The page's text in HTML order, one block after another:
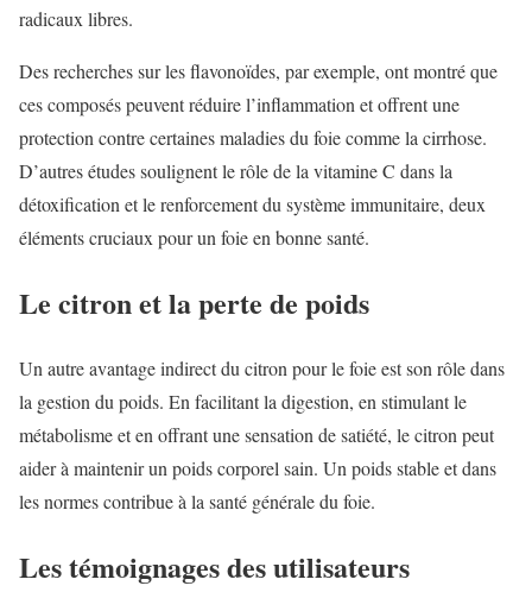
radicaux libres.
Des recherches sur les flavonoïdes, par exemple, ont montré que
ces composés peuvent réduire l’inflammation et offrent une
protection contre certaines maladies du foie comme la cirrhose.
D’autres études soulignent le rôle de la vitamine C dans la
détoxification et le renforcement du système immunitaire, deux
éléments cruciaux pour un foie en bonne santé.
Le citron et la perte de poids
Un autre avantage indirect du citron pour le foie est son rôle dans
la gestion du poids. En facilitant la digestion, en stimulant le
métabolisme et en offrant une sensation de satiété, le citron peut
aider à maintenir un poids corporel sain. Un poids stable et dans
les normes contribue à la santé générale du foie.
Les témoignages des utilisateurs